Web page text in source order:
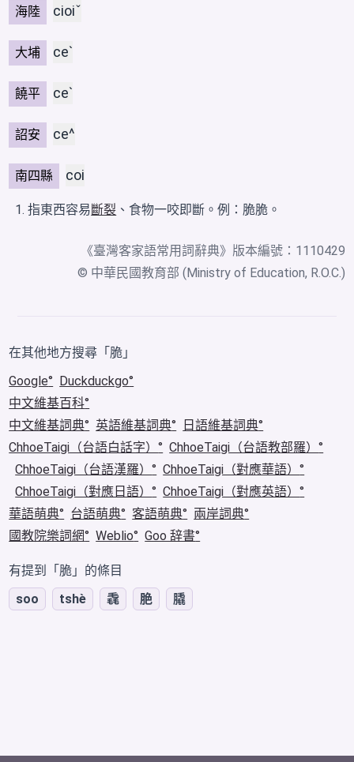
海陸 cioiˇ
大埔 ceˋ
饒平 ceˋ
詔安 ce^
南四縣 coi
指東西容易斷裂 、食物一咬即斷。例：脆脆。
《臺灣客家語常用詞辭典》版本編號：1110429
© 中華民國教育部 (Ministry of Education, R.O.C.)
在其他地方搜尋「脆」
Google
Duckduckgo
中文維基百科
中文維基詞典
英語維基詞典
日語維基詞典
ChhoeTaigi（台語白話字）
ChhoeTaigi（台語教部羅）
ChhoeTaigi（台語漢羅）
ChhoeTaigi（對應華語）
ChhoeTaigi（對應日語）
ChhoeTaigi（對應英語）
華語萌典
台語萌典 客語萌典
兩岸詞典
國教院樂詞網
Weblio Goo 辞書
有提到「脆」的條目
soo
tshè 毳 脃 膬